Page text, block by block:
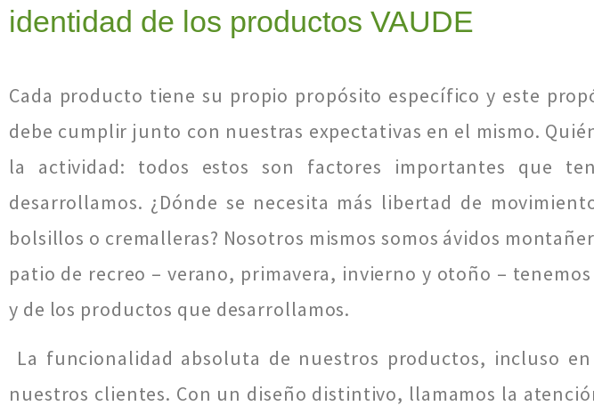
identidad de los productos VAUDE
Cada producto tiene su propio propósito específico y este
debe cumplir junto con nuestras expectativas en el mismo.
la actividad: todos estos son factores importantes que
desarrollamos. ¿Dónde se necesita más libertad de
bolsillos o cremalleras? Nosotros mismos somos ávidos
patio de recreo – verano, primavera, invierno y otoño –
y de los productos que desarrollamos.
La funcionalidad absoluta de nuestros productos, incluso
nuestros clientes. Con un diseño distintivo, llamamos la